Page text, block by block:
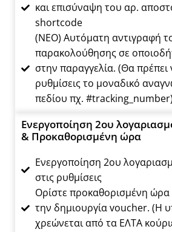
και επισύναψη του αρ.
shortcode
(ΝΕΟ) Αυτόματη αντιγραφή
παρακολούθησης σε
στην παραγγελία. (Θα πρέπει
ρυθμίσεις το μοναδικό
πεδίου πχ. #tracking_number)
Ενεργοποίηση 2ου
& Προκαθορισμένη ώρα
Ενεργοποίηση 2ου
στις ρυθμίσεις
Ορίστε προκαθορισμένη
την δημιουργία voucher. (Η
χρεώνεται από τα ΕΛΤΑ